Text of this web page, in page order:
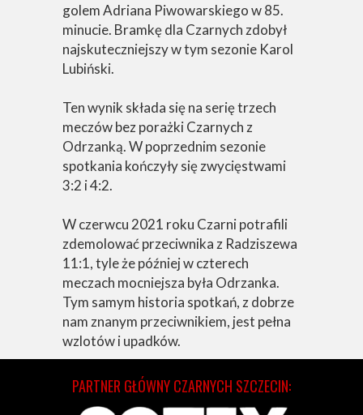
golem Adriana Piwowarskiego w 85.
minucie. Bramkę dla Czarnych zdobył
najskuteczniejszy w tym sezonie Karol
Lubiński.
Ten wynik składa się na serię trzech
meczów bez porażki Czarnych z
Odrzanką. W poprzednim sezonie
spotkania kończyły się zwycięstwami
3:2 i 4:2.
W czerwcu 2021 roku Czarni potrafili
zdemolować przeciwnika z Radziszewa
11:1, tyle że później w czterech
meczach mocniejsza była Odrzanka.
Tym samym historia spotkań, z dobrze
nam znanym przeciwnikiem, jest pełna
wzlotów i upadków.
PARTNER GŁÓWNY CZARNYCH SZCZECIN: